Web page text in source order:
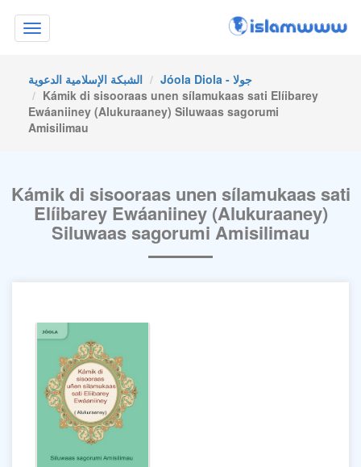
Toggle
navigation
الشبكة الإسلامية الدعوية
Jóola Diola - جولا
Kámik di sisooraas unen sílamukaas sati Elíibarey
Ewáaniiney (Alukuraaney) Siluwaas sagorumi
Amisilimau
Kámik di sisooraas unen sílamukaas sati
Elíibarey Ewáaniiney (Alukuraaney)
Siluwaas sagorumi Amisilimau